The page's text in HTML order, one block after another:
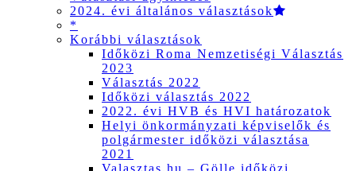
2024. évi általános választások
*
Korábbi választások
Időközi Roma Nemzetiségi Választás
2023
Választás 2022
Időközi választás 2022
2022. évi HVB és HVI határozatok
Helyi önkormányzati képviselők és
polgármester időközi választása
2021
Valasztas.hu – Gölle időközi